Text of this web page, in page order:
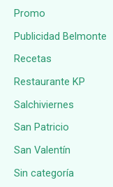
Promo
Publicidad Belmonte
Recetas
Restaurante KP
Salchiviernes
San Patricio
San Valentín
Sin categoría